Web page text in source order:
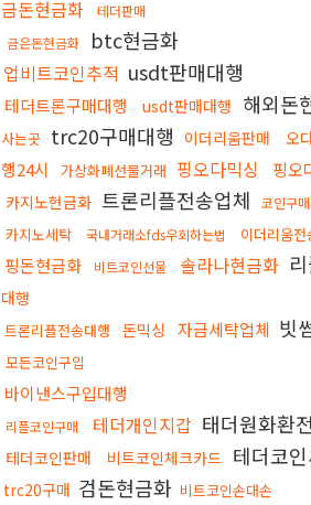
금돈현금화
테더판매
금은돈현금화
btc현금화
업비트코인추적 usdt판매대행
테더트론구매대행 usdt판매대행 해외돈
사는곳 trc20구매대행 이더리움판매 오
행24시
가상화폐선물거래 핑오다믹싱 핑오
카지노현금화 트론리플전송업체 코인구
카지노세탁 국내거래소fds우회하는법 이더리움전
핑돈현금화
비트코인선물 솔라나현금화
대행
트론리플전송대행 돈믹싱 자금세탁업체 빗
모든코인구입
바이낸스구입대행
리플코인구매 테더개인지갑 태더원화환전
테더코인판매
비트코인체크카드 테더코
trc20구매 검돈현금화 비트코인손대손